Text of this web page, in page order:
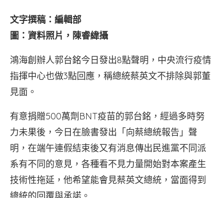
文字撰稿：編輯部
圖：資料照片，陳睿緯攝
鴻海創辦人郭台銘今日發出8點聲明，中央流行疫情
指揮中心也做3點回應，稱總統蔡英文不排除與郭董
見面。
有意捐贈500萬劑BNT疫苗的郭台銘，經過多時努
力未果後，今日在臉書發出「向蔡總統報告」聲
明，在端午連假結束後又有消息傳出民進黨不同派
系有不同的意見，各種看不見力量開始對本案產生
技術性拖延，他希望能會見蔡英文總統，當面得到